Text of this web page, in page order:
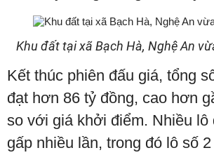
Khu đất tại xã Bạch Hà, Nghệ An
Kết thúc phiên đấu giá, tổng
đạt hơn 86 tỷ đồng, cao hơn
so với giá khởi điểm. Nhiều
gấp nhiều lần, trong đó lô số